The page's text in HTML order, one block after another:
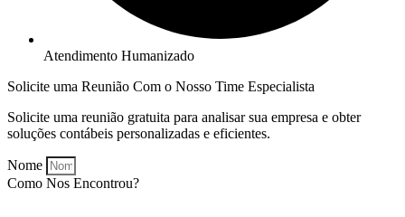
Atendimento Humanizado
Solicite uma Reunião Com o Nosso Time Especialista
Solicite uma reunião gratuita para analisar sua empresa e obter
soluções contábeis personalizadas e eficientes.
Nome
Como Nos Encontrou?